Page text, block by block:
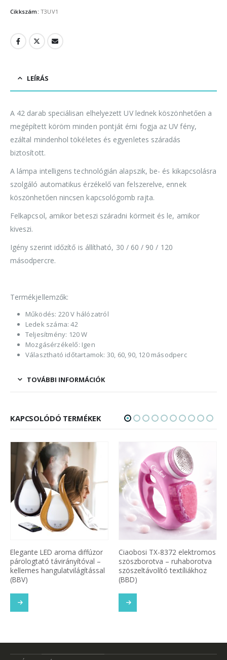
Cikkszám: T3UV1
LEÍRÁS
A 42 darab speciálisan elhelyezett UV lednek köszönhetően a
megépített köröm minden pontját érni fogja az UV fény,
ezáltal mindenhol tökéletes és egyenletes száradás
biztosított.
A lámpa intelligens technológián alapszik, be- és kikapcsolásra
szolgáló automatikus érzékelő van felszerelve, ennek
köszönhetően nincsen kapcsológomb rajta.
Felkapcsol, amikor beteszi száradni körmeit és le, amikor
kiveszi.
Igény szerint időzítő is állítható, 30 / 60 / 90 / 120
másodpercre.
Termékjellemzők:
Működés: 220 V hálózatról
Ledek száma: 42
Teljesítmény: 120 W
Mozgásérzékelő: Igen
Választható időtartamok: 30, 60, 90, 120 másodperc
TOVÁBBI INFORMÁCIÓK
KAPCSOLÓDÓ TERMÉKEK
diffúzor
–
Ciaobosi TX-8372 elektromos
szöszborotva – ruhaborotva
szöszeltávolító textíliákhoz
Vezeték nélküli WiFi
kapucsengő beépített
kamerával –
OLVASOM TOVÁBB OLVASOM